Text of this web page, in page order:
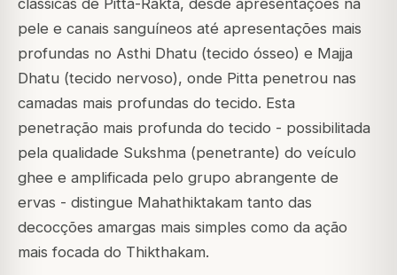
clássicas de Pitta-Rakta, desde apresentações na
pele e canais sanguíneos até apresentações mais
profundas no Asthi Dhatu (tecido ósseo) e Majja
Dhatu (tecido nervoso), onde Pitta penetrou nas
camadas mais profundas do tecido. Esta
penetração mais profunda do tecido - possibilitada
pela qualidade Sukshma (penetrante) do veículo
ghee e amplificada pelo grupo abrangente de
ervas - distingue Mahathiktakam tanto das
decocções amargas mais simples como da ação
mais focada do Thikthakam.